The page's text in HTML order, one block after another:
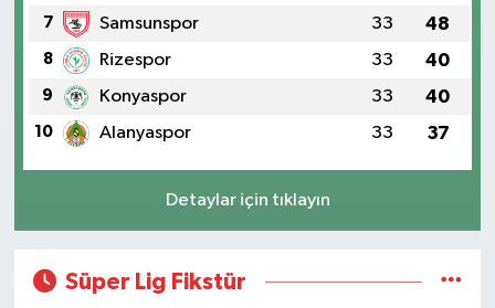
7 Samsunspor 33 48
8 Rizespor 33 40
9 Konyaspor 33 40
10 Alanyaspor 33 37
Detaylar için tıklayın
Süper Lig Fikstür